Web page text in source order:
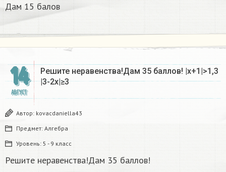
Дам 15 балов
14
АВГУСТ
Решите неравенства!Дам 35 баллов! |х+1|>1,3
|3-2х|≥3
Автор: kovacdaniella43
Предмет: Алгебра
Уровень: 5 - 9 класс
Решите неравенства!Дам 35 баллов!